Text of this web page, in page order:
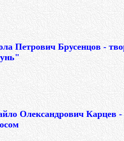
Петрович Брусенцов -
Олександрович Карцев -